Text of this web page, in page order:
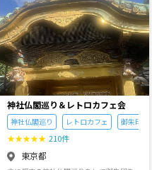
話を楽しめたら嬉しいです🍡 サークル名
の🌟そーとれる🌟はフランス語で『キリ
ギリス』、参加費をもらって完璧にアテ
ンドする感じではなく(そもそも完璧なア
テンドとか出来ない😢)、参加費をもらわ
なくて友達感覚で行きたいところに行っ
て みんなで楽しむ感じです✨ サークルの
スタンスは、来てくれた人みんなで話し
たいから毎回４人の少人数、賑やかな感
じではなく ゆったりした感じで、飲み会
ではなくランチ会やカフェ会がほとんど
で、たくさんの人と知り合いたいから
色々な人に来てもらいたい感じです🍭 少
人数で 参加費をもらわない友達感覚のサ
ークルだし、誰にでも苦手なタイプがあ
ってお互いに苦手なタイプだと会話や食
神社仏閣巡り＆レトロカフェ会
神社仏閣巡り レトロカフェ 御朱印
★★★★★ 210件
東京都